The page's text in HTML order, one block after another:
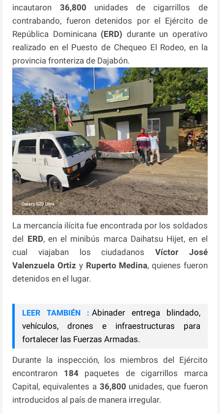
incautaron 36,800 unidades de cigarrillos de
contrabando, fueron detenidos por el Ejército de
República Dominicana (ERD) durante un operativo
realizado en el Puesto de Chequeo El Rodeo, en la
provincia fronteriza de Dajabón.
La mercancía ilícita fue encontrada por los soldados
del ERD, en el minibús marca Daihatsu Hijet, en el
cual viajaban los ciudadanos Víctor José
Valenzuela Ortiz y Ruperto Medina, quienes fueron
detenidos en el lugar.
LEER TAMBIÉN : Abinader entrega blindado,
vehículos, drones e infraestructuras para
fortalecer las Fuerzas Armadas.
Durante la inspección, los miembros del Ejército
encontraron 184paquetes de cigarrillos marca
Capital, equivalentes a 36,800 unidades, que fueron
introducidos al país de manera irregular.